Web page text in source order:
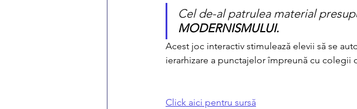
Cel de-al patrulea material
MODERNISMULUI.
Acest joc interactiv stimulează elevii să se
ierarhizare a punctajelor împreună cu colegii
Click aici pentru sursă